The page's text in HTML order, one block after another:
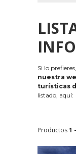
Si lo
nuestra
turísticas
listado, aquí:
Productos1